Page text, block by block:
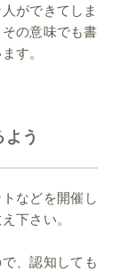
ができてしま
の意味でも書
す。
う
などを開催し
下さい。
、認知しても